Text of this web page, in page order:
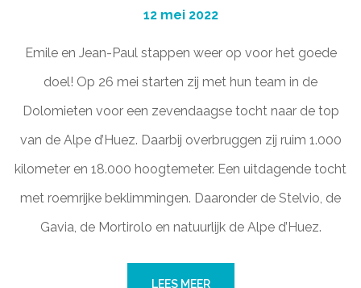
12 mei 2022
Emile en Jean-Paul stappen weer op voor het goede
doel! Op 26 mei starten zij met hun team in de
Dolomieten voor een zevendaagse tocht naar de top
van de Alpe d’Huez. Daarbij overbruggen zij ruim 1.000
kilometer en 18.000 hoogtemeter. Een uitdagende tocht
met roemrijke beklimmingen. Daaronder de Stelvio, de
Gavia, de Mortirolo en natuurlijk de Alpe d’Huez.
LEES MEER